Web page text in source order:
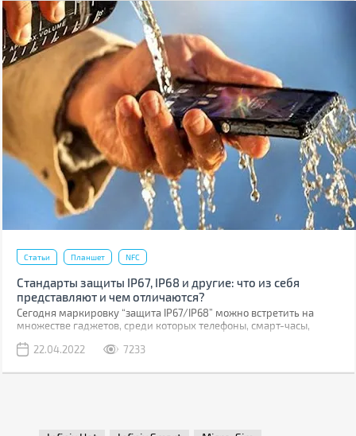
Статьи Планшет NFC
Стандарты защиты IP67, IP68 и другие: что из себя
представляют и чем отличаются?
Сегодня маркировку “защита IP67/IP68” можно встретить на
множестве гаджетов, среди которых телефоны, смарт-часы,
(песка и пыли) и влаги. Наличие подобной маркировки позволяет
он выйдет из строя. Но есть во всем это ряд нюансов, которые по-
22.04.2022 7233